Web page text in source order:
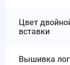
Цвет
вставки
Вышивка